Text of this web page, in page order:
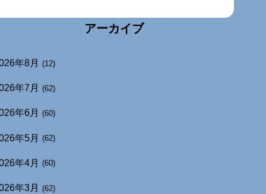
アーカイブ
年8月 (12)
年7月 (62)
年6月 (60)
年5月 (62)
年4月 (60)
年3月 (62)